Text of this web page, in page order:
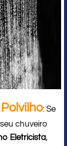
: Se
chuveiro
Eletricista,